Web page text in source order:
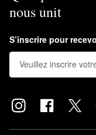
nous unit
S’inscrire pour